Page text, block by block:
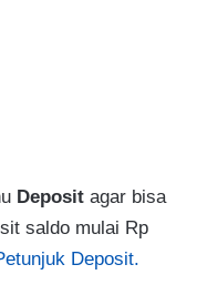
Deposit agar bisa
saldo mulai Rp
Deposit.